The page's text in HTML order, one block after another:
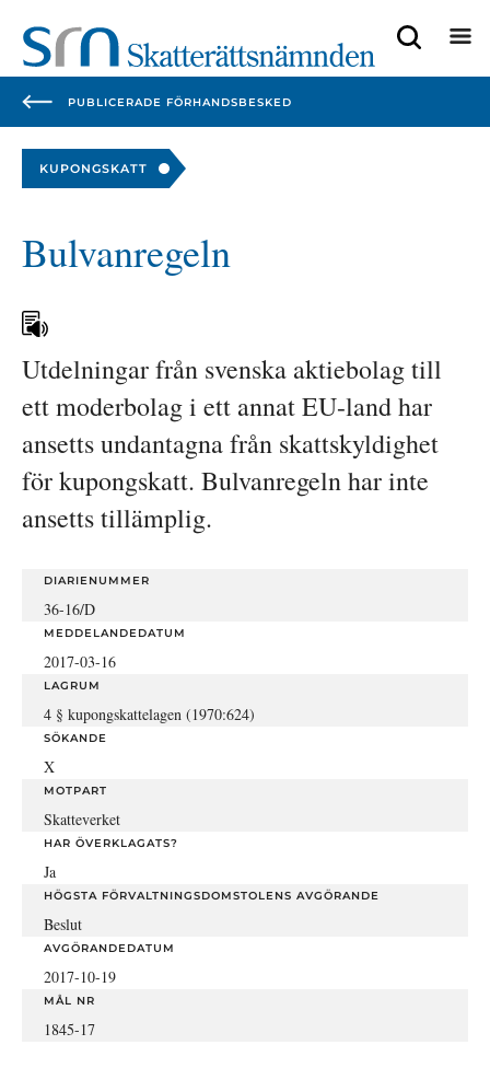
start
end
PUBLICERADE FÖRHANDSBESKED
KUPONGSKATT
Bulvanregeln
Utdelningar från svenska aktiebolag till
ett moderbolag i ett annat EU-land har
ansetts undantagna från skattskyldighet
för kupongskatt. Bulvanregeln har inte
ansetts tillämplig.
DIARIENUMMER
36-16/D
MEDDELANDEDATUM
2017-03-16
LAGRUM
4 § kupongskattelagen (1970:624)
SÖKANDE
X
MOTPART
Skatteverket
HAR ÖVERKLAGATS?
Ja
HÖGSTA FÖRVALTNINGSDOMSTOLENS AVGÖRANDE
Beslut
AVGÖRANDEDATUM
2017-10-19
MÅL NR
1845-17